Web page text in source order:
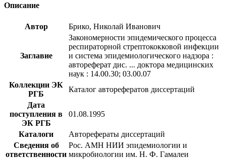
Описание
Автор Брико, Николай Иванович
Заглавие
Закономерности эпидемического процесса
респираторной стрептококковой инфекции
и система эпидемиологического надзора :
автореферат дис. ... доктора медицинских
наук : 14.00.30; 03.00.07
Коллекции ЭК
РГБ
Каталог авторефератов диссертаций
Дата
поступления в
ЭК РГБ
01.08.1995
Каталоги
Авторефераты диссертаций
Сведения об
ответственности
Рос. АМН НИИ эпидемиологии и
микробиологии им. Н. Ф. Гамалеи